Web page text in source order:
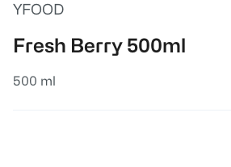
YFOOD
Fresh Berry 500ml
500 ml